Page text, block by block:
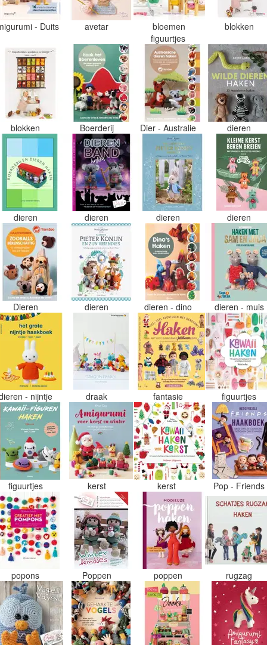
- Duits avetar
bloemen
figuurtjes
blokken
blokken Boerderij Dier - Australie dieren
dieren dieren dieren dieren
Dieren dieren dieren - dino dieren - muis
- nijntje draak fantasie figuurtjes
figuurtjes kerst kerst Pop - Friends
popons Poppen poppen rugzag